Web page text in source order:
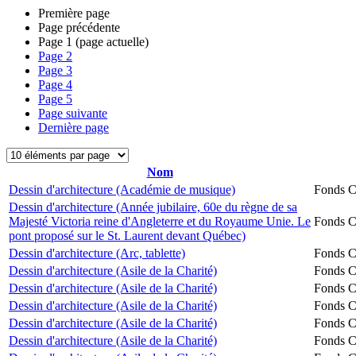
Première page
Page précédente
Page 1 (page actuelle)
Page 2
Page 3
Page 4
Page 5
Page suivante
Dernière page
Nom
Dessin d'architecture (Académie de musique)
Fonds
Dessin d'architecture (Année jubilaire, 60e du règne de sa
Majesté Victoria reine d'Angleterre et du Royaume Unie. Le
pont proposé sur le St. Laurent devant Québec)
Fonds
Dessin d'architecture (Arc, tablette)
Fonds
Dessin d'architecture (Asile de la Charité)
Fonds
Dessin d'architecture (Asile de la Charité)
Fonds
Dessin d'architecture (Asile de la Charité)
Fonds
Dessin d'architecture (Asile de la Charité)
Fonds
Dessin d'architecture (Asile de la Charité)
Fonds